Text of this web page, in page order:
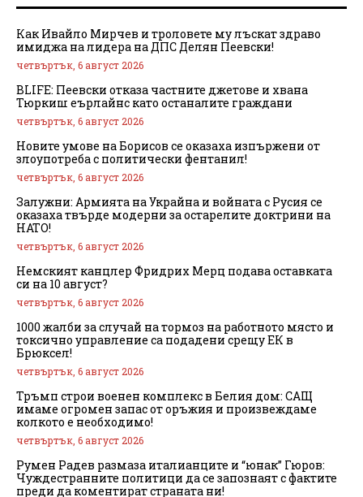
Как Ивайло Мирчев и троловете му лъскат здраво
имиджа на лидера на ДПС Делян Пеевски!
четвъртък, 6 август 2026
BLIFE: Пеевски отказа частните джетове и хвана
Тюркиш еърлайнс като останалите граждани
четвъртък, 6 август 2026
Новите умове на Борисов се оказаха изпържени от
злоупотреба с политически фентанил!
четвъртък, 6 август 2026
Залужни: Армията на Украйна и войната с Русия се
оказаха твърде модерни за остарелите доктрини на
НАТО!
четвъртък, 6 август 2026
Немският канцлер Фридрих Мерц подава оставката
си на 10 август?
четвъртък, 6 август 2026
1000 жалби за случай на тормоз на работното място и
токсично управление са подадени срещу ЕК в
Брюксел!
четвъртък, 6 август 2026
Тръмп строи военен комплекс в Белия дом: САЩ
имаме огромен запас от оръжия и произвеждаме
колкото е необходимо!
четвъртък, 6 август 2026
Румен Радев размаза италианците и “юнак” Гюров:
Чуждестранните политици да се запознаят с фактите
преди да коментират страната ни!